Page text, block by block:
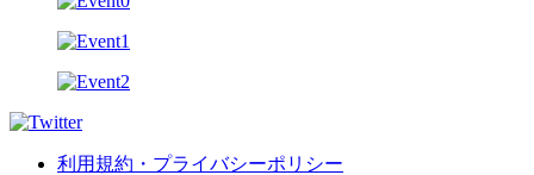
利用規約・プライバシーポリシー